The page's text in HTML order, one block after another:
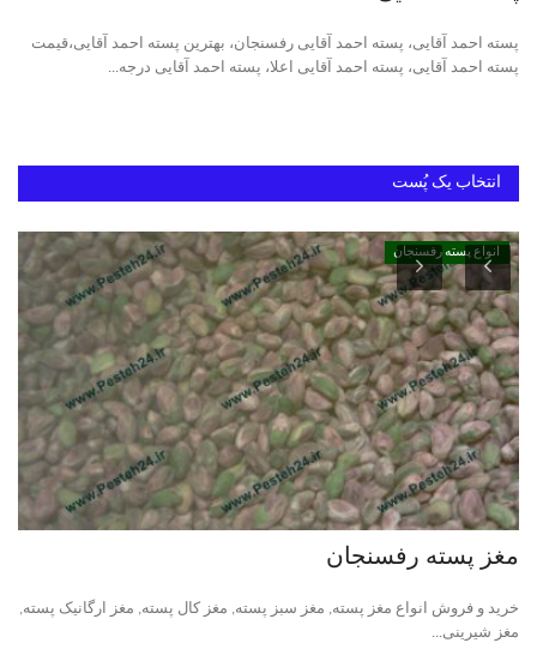
دانستنیهای پـسـتـه رفسنجان
پسته احمد آقایی، پسته احمد آقایی رفسنجان، بهترین پسته احمد آقایی،قیمت
پسته احمد آقایی، پسته احمد آقایی اعلا، پسته احمد آقایی درجه...
انتخاب یک پُست
انواع پسته رفسنجان
مغز پسته رفسنجان
خرید و فروش انواع مغز پسته, مغز سبز پسته, مغز کال پسته, مغز ارگانیک پسته,
مغز شیرینی...